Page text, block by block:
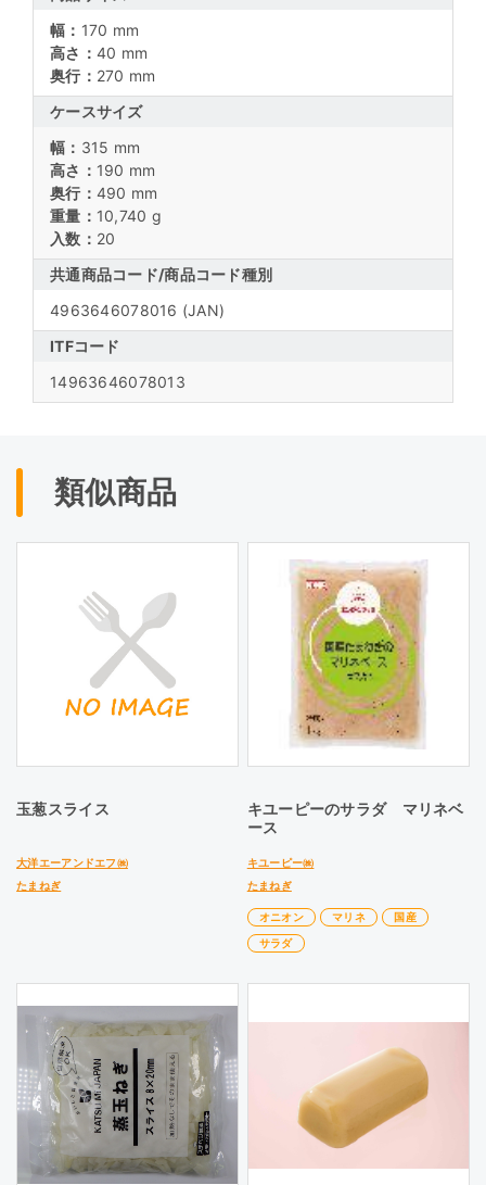
幅： 170 mm
高さ： 40 mm
奥行： 270 mm
ケースサイズ
幅： 315 mm
高さ： 190 mm
奥行： 490 mm
重量： 10,740 g
入数： 20
共通商品コード/商品コード種別
4963646078016 (JAN)
ITFコード
14963646078013
類似商品
玉葱スライス
大洋エーアンドエフ㈱
たまねぎ
キユーピーのサラダ マリネベ
ース
キユーピー㈱
たまねぎ
オニオン マリネ
国産
サラダ